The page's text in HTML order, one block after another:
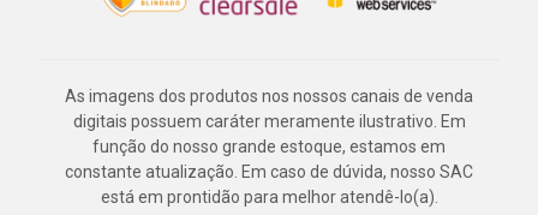
As imagens dos produtos nos nossos canais de venda
digitais possuem caráter meramente ilustrativo. Em
função do nosso grande estoque, estamos em
constante atualização. Em caso de dúvida, nosso SAC
está em prontidão para melhor atendê-lo(a).